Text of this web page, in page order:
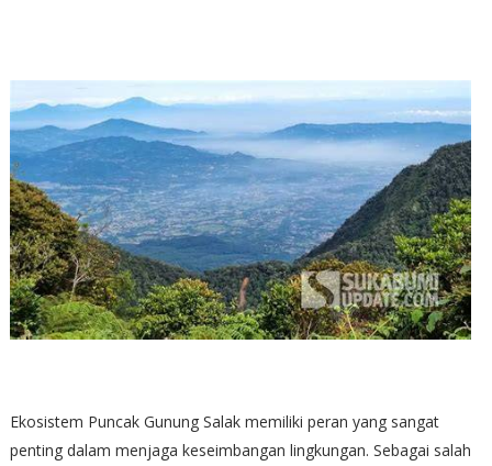
Ekosistem Puncak Gunung Salak memiliki peran yang sangat
penting dalam menjaga keseimbangan lingkungan. Sebagai salah